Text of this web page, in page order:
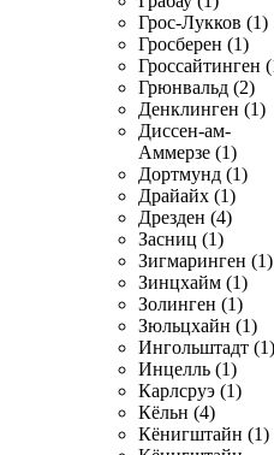
Грос-Лукков (1)
Гросберен (1)
Гроссайтинген
Грюнвальд (2)
Денклинген (1)
Диссен-ам-
Аммерзе (1)
Дортмунд (1)
Драйайх (1)
Дрезден (4)
Засниц (1)
Зигмаринген (1)
Зинцхайм (1)
Золинген (1)
Зюльцхайн (1)
Ингольштадт (1)
Инцелль (1)
Карлсруэ (1)
Кёльн (4)
Кёнигштайн (1)